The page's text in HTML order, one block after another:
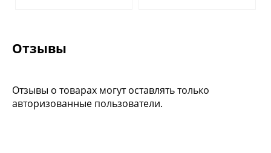
Отзывы
Отзывы о товарах могут оставлять только
авторизованные пользователи.